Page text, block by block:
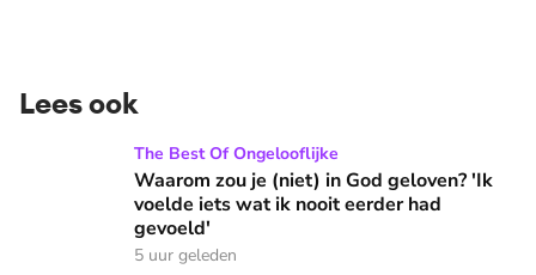
Lees ook
Waarom zou je (niet) in God geloven? 'Ik voelde iets wat
The Best Of Ongelooflijke
Waarom zou je (niet) in God geloven? 'Ik
voelde iets wat ik nooit eerder had
gevoeld'
5 uur geleden